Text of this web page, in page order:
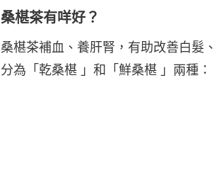
桑椹茶有咩好？
桑椹茶補血、養肝腎，有助改善白髮
分為「乾桑椹 」和「鮮桑椹 」兩種：